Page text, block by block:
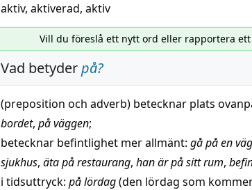
aktiv, aktiverad, aktiv
Vill du föreslå ett nytt ord eller rapportera ett
Vad betyderpå?
(preposition och adverb) betecknar plats
bordet, på väggen;
betecknar befintlighet mer allmänt: gå på enväg
sjukhus, ätapårestaurang, han är på sittrum,
i tidsuttryck: pålördag(den lördag som